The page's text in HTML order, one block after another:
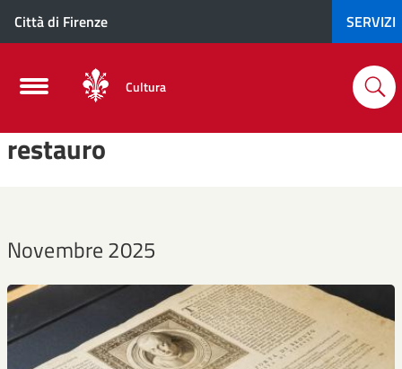
Città di Firenze SERVIZI
Cultura
restauro
Novembre 2025